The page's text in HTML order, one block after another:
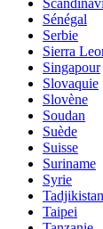
Sénégal
Serbie
Sierra
Singapour
Slovaquie
Slovène
Soudan
Suède
Suisse
Suriname
Syrie
Tadjikistan
Taipei